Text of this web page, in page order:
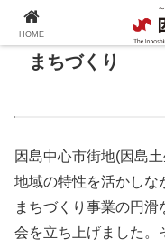
まちづくり
因島中心市街地(因島
地域の特性を活かしな
まちづくり事業の円
会を立ち上げました。
HOME